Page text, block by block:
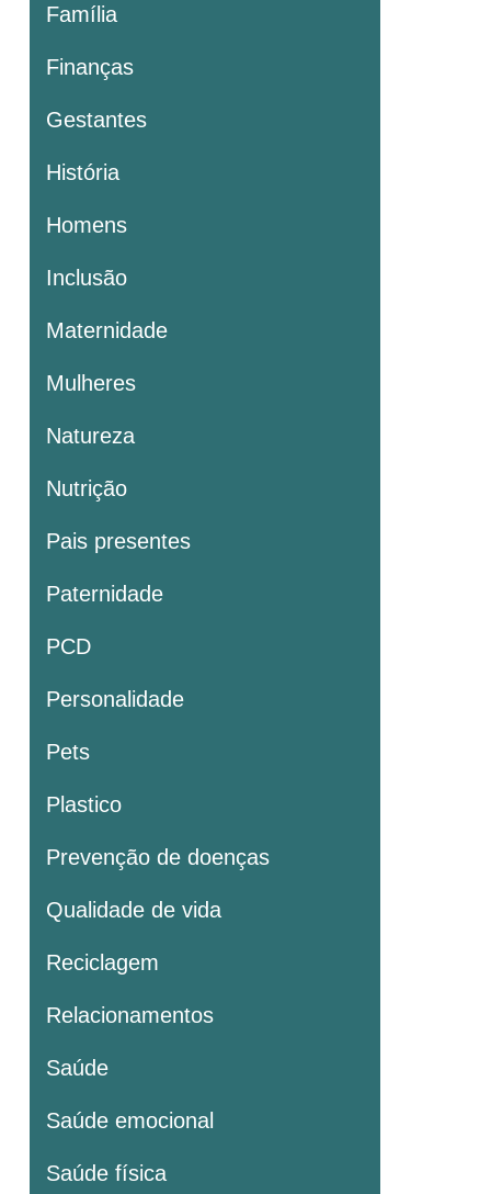
Família
Finanças
Gestantes
História
Homens
Inclusão
Maternidade
Mulheres
Natureza
Nutrição
Pais presentes
Paternidade
PCD
Personalidade
Pets
Plastico
Prevenção de doenças
Qualidade de vida
Reciclagem
Relacionamentos
Saúde
Saúde emocional
Saúde física